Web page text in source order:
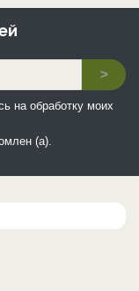
>
на обработку моих
(а).